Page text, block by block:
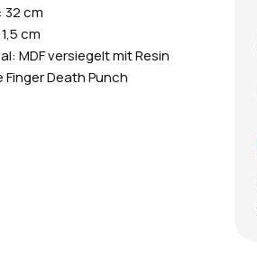
32 cm
cm
MDF versiegelt mit Resin
Finger Death Punch